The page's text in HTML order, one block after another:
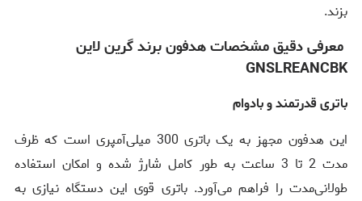
بزند.
معرفی دقیق مشخصات هدفون برند گرین لاین
GNSLREANCBK
باتری قدرتمند و بادوام
این هدفون مجهز به یک باتری 300 میلی‌آمپری است که ظرف
مدت 2 تا 3 ساعت به طور کامل شارژ شده و امکان استفاده
طولانی‌مدت را فراهم می‌آورد. باتری قوی این دستگاه نیازی به